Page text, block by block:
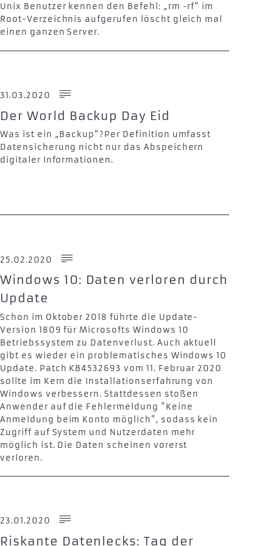
Unix Benutzer kennen den Befehl: „rm -rf“ im
Root-Verzeichnis aufgerufen löscht gleich mal
einen ganzen Server.
31.03.2020
Der World Backup Day Eid
Was ist ein „Backup“?Per Definition umfasst
Datensicherung nicht nur das Abspeichern
digitaler Informationen.
25.02.2020
Windows 10: Daten verloren durch
Update
Schon im Oktober 2018 führte die Update-
Version 1809 für Microsofts Windows 10
Betriebssystem zu Datenverlust. Auch aktuell
gibt es wieder ein problematisches Windows 10
Update. Patch KB4532693 vom 11. Februar 2020
sollte im Kern die Installationserfahrung von
Windows verbessern. Stattdessen stoßen
Anwender auf die Fehlermeldung "Keine
Anmeldung beim Konto möglich", sodass kein
Zugriff auf System und Nutzerdaten mehr
möglich ist. Die Daten scheinen vorerst
verloren.
23.01.2020
Riskante Datenlecks: Tag der